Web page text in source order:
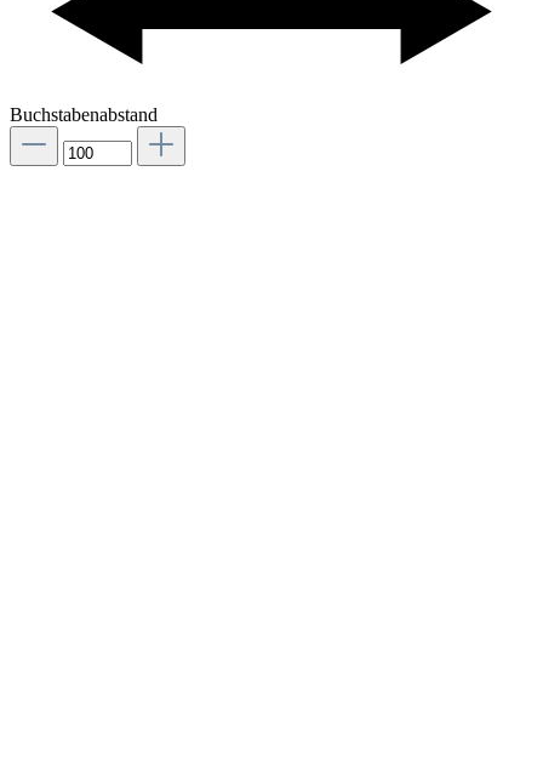
Buchstabenabstand